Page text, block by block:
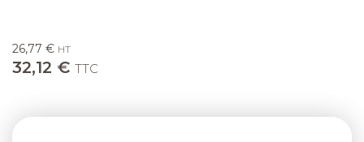
26,77 € HT
32,12 € TTC